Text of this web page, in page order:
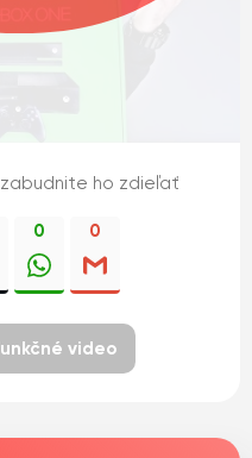
ho zdieľať
0 0
video